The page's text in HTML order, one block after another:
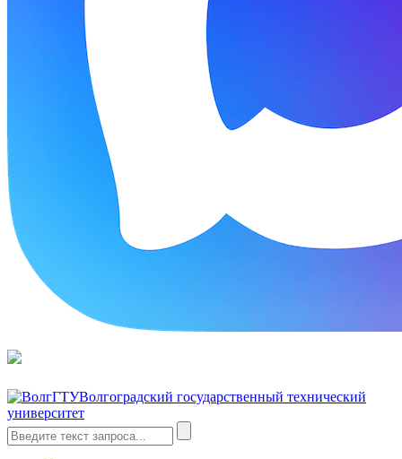
Волгоградский государственный технический
университет